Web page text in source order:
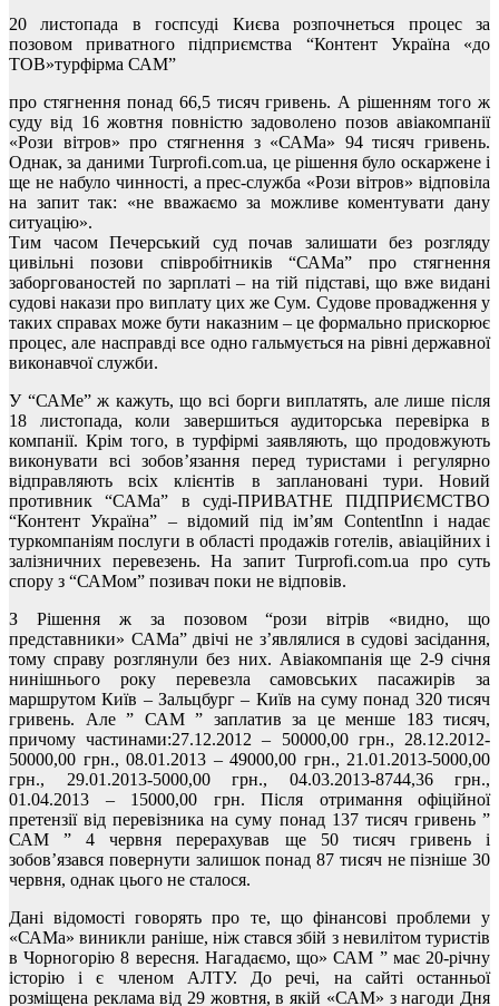
20 листопада в госпсуді Києва розпочнеться процес за
позовом приватного підприємства “Контент Україна «до
ТОВ»турфірма САМ”
про стягнення понад 66,5 тисяч гривень. А рішенням того ж
суду від 16 жовтня повністю задоволено позов авіакомпанії
«Рози вітров» про стягнення з «САМа» 94 тисяч гривень.
Однак, за даними Turprofi.com.ua, це рішення було оскаржене і
ще не набуло чинності, а прес-служба «Рози вітров» відповіла
на запит так: «не вважаємо за можливе коментувати дану
ситуацію».
Тим часом Печерський суд почав залишати без розгляду
цивільні позови співробітників “САМа” про стягнення
заборгованостей по зарплаті – на тій підставі, що вже видані
судові накази про виплату цих же Сум. Судове провадження у
таких справах може бути наказним – це формально прискорює
процес, але насправді все одно гальмується на рівні державної
виконавчої служби.
У “САМе” ж кажуть, що всі борги виплатять, але лише після
18 листопада, коли завершиться аудиторська перевірка в
компанії. Крім того, в турфірмі заявляють, що продовжують
виконувати всі зобов’язання перед туристами і регулярно
відправляють всіх клієнтів в заплановані тури. Новий
противник “САМа” в суді-ПРИВАТНЕ ПІДПРИЄМСТВО
“Контент Україна” – відомий під ім’ям ContentInn і надає
туркомпаніям послуги в області продажів готелів, авіаційних і
залізничних перевезень. На запит Turprofi.com.ua про суть
спору з “САМом” позивач поки не відповів.
З Рішення ж за позовом “рози вітрів «видно, що
представники» САМа” двічі не з’являлися в судові засідання,
тому справу розглянули без них. Авіакомпанія ще 2-9 січня
нинішнього року перевезла самовських пасажирів за
маршрутом Київ – Зальцбург – Київ на суму понад 320 тисяч
гривень. Але ” САМ ” заплатив за це менше 183 тисяч,
причому частинами:27.12.2012 – 50000,00 грн., 28.12.2012-
50000,00 грн., 08.01.2013 – 49000,00 грн., 21.01.2013-5000,00
грн., 29.01.2013-5000,00 грн., 04.03.2013-8744,36 грн.,
01.04.2013 – 15000,00 грн. Після отримання офіційної
претензії від перевізника на суму понад 137 тисяч гривень ”
САМ ” 4 червня перерахував ще 50 тисяч гривень і
зобов’язався повернути залишок понад 87 тисяч не пізніше 30
червня, однак цього не сталося.
Дані відомості говорять про те, що фінансові проблеми у
«САМа» виникли раніше, ніж стався збій з невилітом туристів
в Чорногорію 8 вересня. Нагадаємо, що» САМ ” має 20-річну
історію і є членом АЛТУ. До речі, на сайті останньої
розміщена реклама від 29 жовтня, в якій «САМ» з нагоди Дня